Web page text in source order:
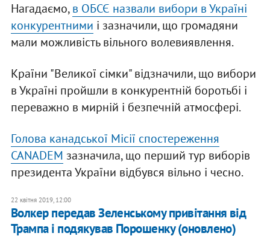
Нагадаємо,в ОБСЄ назвали вибори в Україні
конкурентними і зазначили, що громадяни
мали можливість вільного волевиявлення.
Країни "Великої сімки" відзначили, що вибори
в Україні пройшли в конкурентній боротьбі і
переважно в мирній і безпечній атмосфері.
Голова канадської Місії спостереження
CANADEM зазначила, що перший тур виборів
президента України відбувся вільно і чесно.
22 квітня 2019, 12:00
Волкер передав Зеленському привітання від
Трампа і подякував Порошенку (оновлено)